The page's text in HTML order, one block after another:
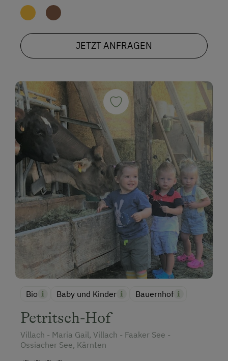
JETZT ANFRAGEN
Bio Baby und Kinder Bauernhof
Petritsch-Hof
Villach - Maria Gail, Villach - Faaker See -
Ossiacher See, Kärnten